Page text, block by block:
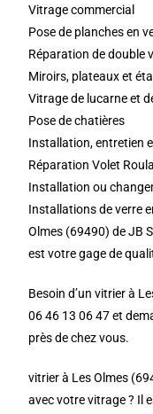
Vitrage commercial
Pose de planches en
Réparation de double
Miroirs, plateaux et
Vitrage de lucarne et
Pose de chatières
Installation, entretien
Réparation Volet
Installation ou
Installations de verre
Olmes (69490) de JB
est votre gage de
Besoin d’un vitrier à
06 46 13 06 47 et
près de chez vous.
vitrier à Les Olmes
avec votre vitrage ? Il